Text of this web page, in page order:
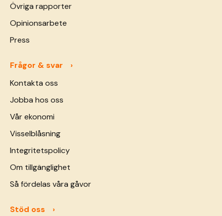
Övriga rapporter
Opinionsarbete
Press
Frågor & svar
Kontakta oss
Jobba hos oss
Vår ekonomi
Visselblåsning
Integritetspolicy
Om tillgänglighet
Så fördelas våra gåvor
Stöd oss